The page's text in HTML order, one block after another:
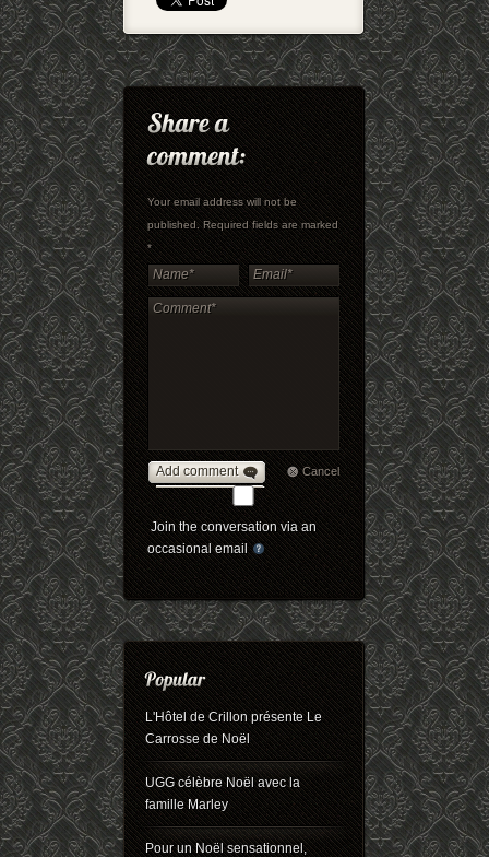
Your email address will not be
published. Required fields are marked
*
Add comment Cancel
Join the conversation via an
occasional email
L'Hôtel de Crillon présente Le
Carrosse de Noël
UGG célèbre Noël avec la
famille Marley
Pour un Noël sensationnel,